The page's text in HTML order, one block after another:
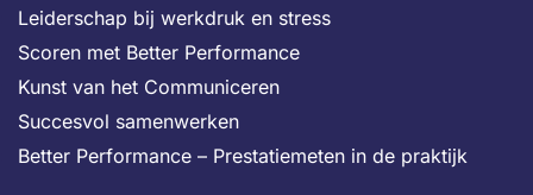
Leiderschap bij werkdruk en stress
Scoren met Better Performance
Kunst van het Communiceren
Succesvol samenwerken
Better Performance – Prestatiemeten in de praktijk